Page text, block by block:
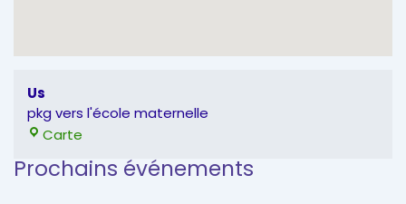
Us
pkg vers l'école maternelle
Carte
Prochains événements